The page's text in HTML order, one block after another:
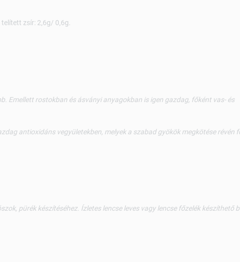
zsír: 2,6g/ 0,6g.
Emellett rostokban és ásványi anyagokban is igen gazdag, főként vas- és
antioxidáns vegyületekben, melyek a szabad gyökök megkötése révén
pürék készítéséhez. Ízletes lencse leves vagy lencse főzelék készíthető